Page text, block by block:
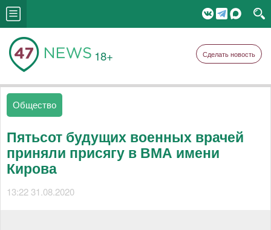
18+ Сделать новость
Общество
Пятьсот будущих военных врачей
приняли присягу в ВМА имени
Кирова
13:22 31.08.2020